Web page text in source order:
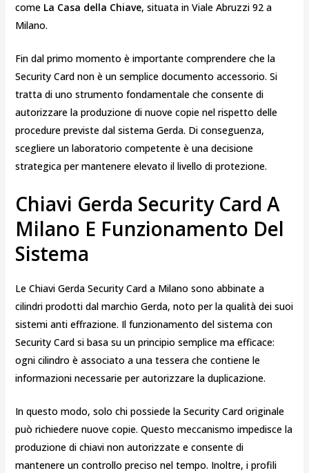
come La Casa della Chiave, situata in Viale Abruzzi 92 a
Milano.
Fin dal primo momento è importante comprendere che la
Security Card non è un semplice documento accessorio. Si
tratta di uno strumento fondamentale che consente di
autorizzare la produzione di nuove copie nel rispetto delle
procedure previste dal sistema Gerda. Di conseguenza,
scegliere un laboratorio competente è una decisione
strategica per mantenere elevato il livello di protezione.
Chiavi Gerda Security Card A
Milano E Funzionamento Del
Sistema
Le Chiavi Gerda Security Card a Milano sono abbinate a
cilindri prodotti dal marchio Gerda, noto per la qualità dei suoi
sistemi anti effrazione. Il funzionamento del sistema con
Security Card si basa su un principio semplice ma efficace:
ogni cilindro è associato a una tessera che contiene le
informazioni necessarie per autorizzare la duplicazione.
In questo modo, solo chi possiede la Security Card originale
può richiedere nuove copie. Questo meccanismo impedisce la
produzione di chiavi non autorizzate e consente di
mantenere un controllo preciso nel tempo. Inoltre, i profili